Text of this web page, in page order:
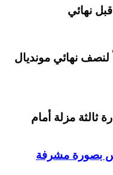
نهائي
نهائي مونديال
ثالثة مزلة أمام
بصورة مشرفة